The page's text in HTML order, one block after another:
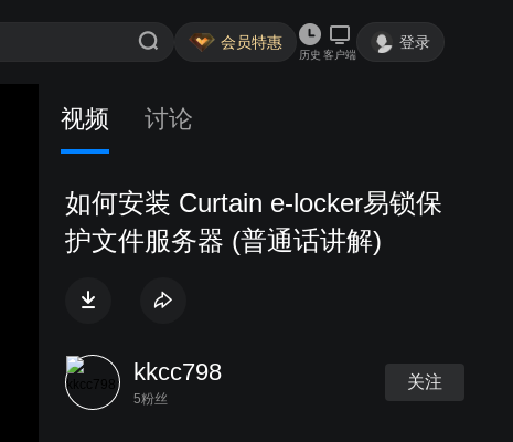
会员特惠
历史 客户端
登录
视频 讨论
如何安装 Curtain e-locker易锁保
护文件服务器 (普通话讲解)
kkcc798
5粉丝
关注